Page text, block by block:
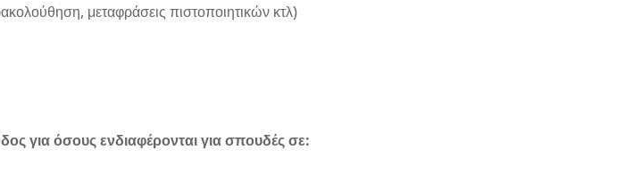
μεταφράσεις πιστοποιητικών κτλ)
για όσους ενδιαφέρονται για σπουδές σε: